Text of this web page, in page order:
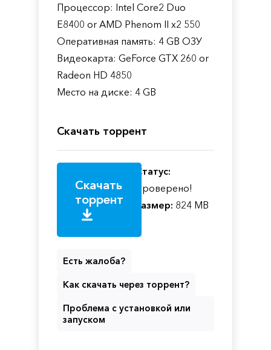
Процессор: Intel Core2 Duo
E8400 or AMD Phenom II x2 550
Оперативная память: 4 GB ОЗУ
Видеокарта: GeForce GTX 260 or
Radeon HD 4850
Место на диске: 4 GB
Скачать торрент
Скачать
торрент
Статус:
Проверено!
Размер: 824 MB
Есть жалоба?
Как скачать через торрент?
Проблема с установкой или
запуском